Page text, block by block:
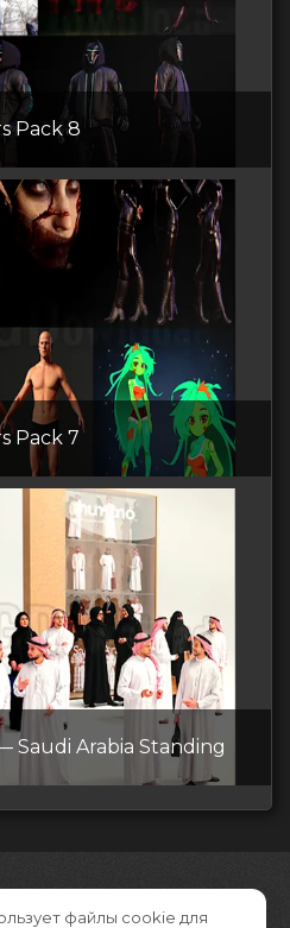
Pack 8
Pack 7
Saudi Arabia Standing
файлы cookie для